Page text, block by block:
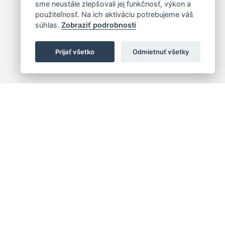
sme neustále zlepšovali jej funkčnosť, výkon a
použiteľnosť. Na ich aktiváciu potrebujeme váš
súhlas. Zobraziť podrobnosti
Prijať všetko Odmietnuť všetky